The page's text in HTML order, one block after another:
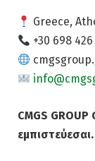
Greece,
+30 698 426
CMGS
εμπιστεύεσαι.